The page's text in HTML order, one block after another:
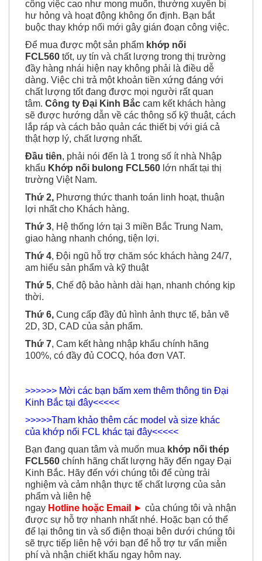
công việc cao như mong muốn, thường xuyên bị
hư hỏng và hoạt động không ổn định. Bạn bắt
buộc thay khớp nối mới gây gián đoạn công việc.
Để mua được một sản phẩm khớp nối
FCL560 tốt, uy tín và chất lượng trong thị trường
đầy hàng nhái hiện nay không phải là điều dễ
dàng. Việc chi trả một khoản tiền xứng đáng với
chất lượng tốt đang được mọi người rất quan
tâm. Công ty Đại Kinh Bắc cam kết khách hàng
sẽ được hướng dẫn về các thông số kỹ thuật, cách
lắp ráp và cách bảo quản các thiết bị với giá cả
thật hợp lý, chất lượng nhất.
Đầu tiên, phải nói đến là 1 trong số ít nhà Nhập
khẩu Khớp nối bulong FCL560 lớn nhất tại thị
trường Việt Nam.
Thứ 2, Phương thức thanh toán linh hoạt, thuận
lợi nhất cho Khách hàng.
Thứ 3, Hệ thống lớn tại 3 miền Bắc Trung Nam,
giao hàng nhanh chóng, tiện lợi.
Thứ 4, Đội ngũ hỗ trợ chăm sóc khách hàng 24/7,
am hiểu sản phẩm và kỹ thuật
Thứ 5, Chế độ bảo hành dài hạn, nhanh chóng kịp
thời.
Thứ 6, Cung cấp đầy đủ hình ảnh thực tế, bản vẽ
2D, 3D, CAD của sản phẩm.
Thứ 7, Cam kết hàng nhập khẩu chính hãng
100%, có đầy đủ COCQ, hóa đơn VAT.
>>>>>> Mời các bạn bấm xem thêm thông tin Đại
Kinh Bắc tại đây<<<<<
>>>>>Tham khảo thêm các model và size khác
của khớp nối FCL khác tại đây<<<<<
Bạn đang quan tâm và muốn mua khớp nối thép
FCL560 chính hãng chất lượng hãy đến ngay Đại
Kinh Bắc. Hãy đến với chúng tôi để cùng trải
nghiệm và cảm nhận thực tế chất lượng của sản
phẩm và liên hệ
ngay Hotline hoặc Email ► của chúng tôi và nhận
được sự hỗ trợ nhanh nhất nhé. Hoặc bạn có thể
để lại thông tin và số điện thoại bên dưới chúng tôi
sẽ trực tiếp liên hệ với bạn để hỗ trợ tư vấn miễn
phí và nhận chiết khấu ngay hôm nay.